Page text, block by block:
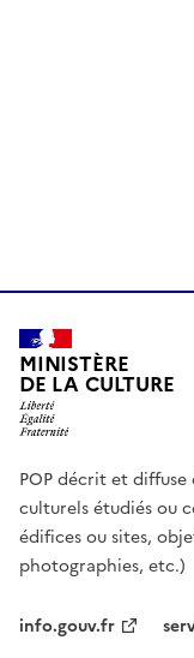
MINISTÈRE
DE LA CULTURE
POP décrit et
culturels étudiés ou
édifices ou sites,
photographies, etc.)
info.gouv.fr